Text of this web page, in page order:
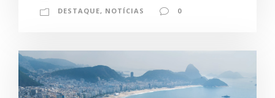
DESTAQUE, NOTÍCIAS 0